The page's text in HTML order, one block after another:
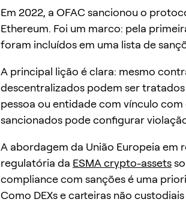
Em 2022, a OFAC sancionou o
Ethereum. Foi um marco: pela
foram incluídos em uma lista de
A principal lição é clara: mesmo
descentralizados podem ser
pessoa ou entidade com vínculo
sancionados pode configurar
A abordagem da União Europeia em
regulatória da ESMA crypto-assets
compliance com sanções é uma
Como DEXs e carteiras não